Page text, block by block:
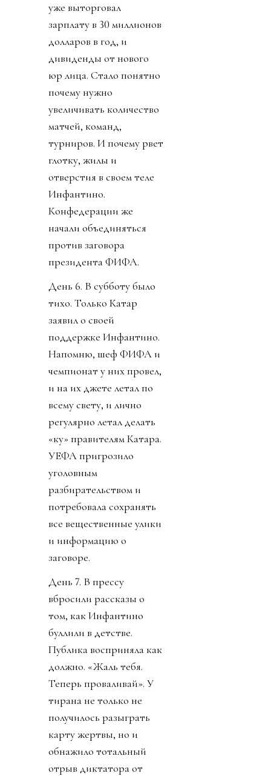
уже выторговал
зарплату в 30 миллионов
долларов в год, и
дивиденды от нового
юр лица. Стало понятно
почему нужно
увеличивать количество
матчей, команд,
турниров. И почему рвет
глотку, жилы и
отверстия в своем теле
Инфантино.
Конфедерации же
начали объединяться
против заговора
президента ФИФА.
День 6. В субботу было
тихо. Только Катар
заявил о своей
поддержке Инфантино.
Напомню, шеф ФИФА и
чемпионат у них провел,
и на их джете летал по
всему свету, и лично
регулярно летал делать
«ку» правителям Катара.
УЕФА пригрозило
уголовным
разбирательством и
потребовала сохранять
все вещественные улики
и информацию о
заговоре.
День 7. В прессу
вбросили рассказы о
том, как Инфантино
буллили в детстве.
Публика восприняла как
должно. «Жаль тебя.
Теперь проваливай». У
тирана не только не
получилось разыграть
карту жертвы, но и
обнажило тотальный
отрыв диктатора от